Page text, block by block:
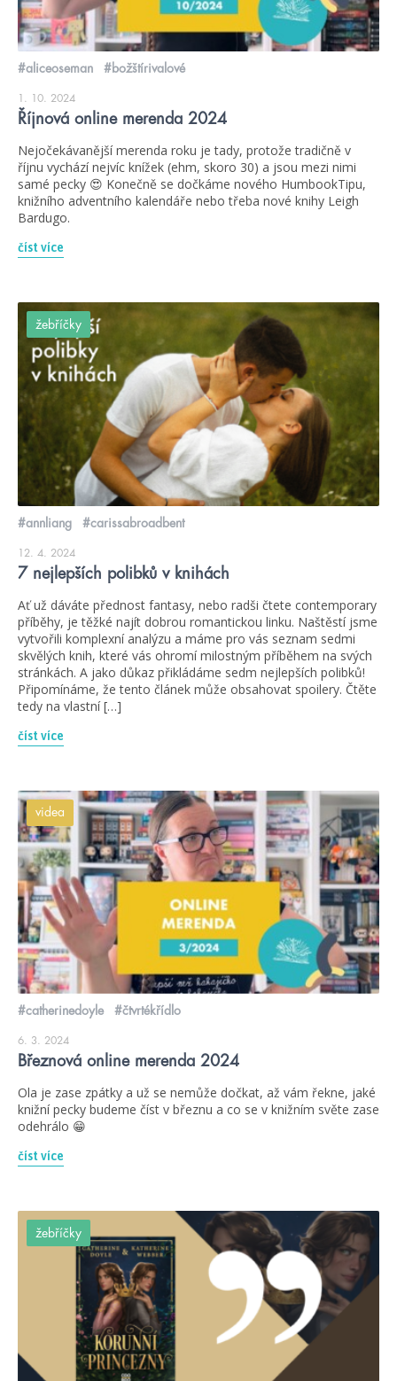
#aliceoseman #božštírivalové
1. 10. 2024
Říjnová online merenda 2024
Nejočekávanější merenda roku je tady, protože tradičně v
říjnu vychází nejvíc knížek (ehm, skoro 30) a jsou mezi nimi
samé pecky 😍 Konečně se dočkáme nového HumbookTipu,
knižního adventního kalendáře nebo třeba nové knihy Leigh
Bardugo.
číst více
žebříčky
#annliang #carissabroadbent
12. 4. 2024
7 nejlepších polibků v knihách
Ať už dáváte přednost fantasy, nebo radši čtete contemporary
příběhy, je těžké najít dobrou romantickou linku. Naštěstí jsme
vytvořili komplexní analýzu a máme pro vás seznam sedmi
skvělých knih, které vás ohromí milostným příběhem na svých
stránkách. A jako důkaz přikládáme sedm nejlepších polibků!
Připomínáme, že tento článek může obsahovat spoilery. Čtěte
tedy na vlastní […]
číst více
videa
#catherinedoyle #čtvrtékřídlo
6. 3. 2024
Březnová online merenda 2024
Ola je zase zpátky a už se nemůže dočkat, až vám řekne, jaké
knižní pecky budeme číst v březnu a co se v knižním světe zase
odehrálo 😁
číst více
žebříčky